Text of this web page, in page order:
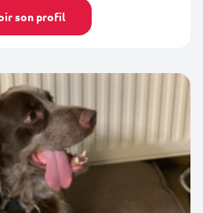
son profil